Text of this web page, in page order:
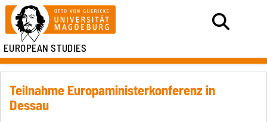
EUROPEAN STUDIES
Teilnahme Europaministerkonferenz in
Dessau